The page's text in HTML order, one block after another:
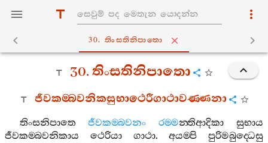
30. තිංසතිනිපාතො
30.තිංසතිනිපාතො
ජීවකම‍්බවනිකසුභාථෙරීගාථාවණ‍්ණනා
තිංසනිපාතෙ ජීවකම‍්බවනං රම‍්මන‍්තිආදිකා
සුභාය
ජීවකම‍්බවනිකාය
ථෙරියා ගාථා.අයම‍්පි
පුරිමබුද‍්ධෙසු